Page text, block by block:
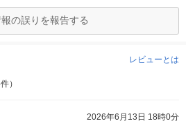
の誤りを報告する
レビューとは
）
2026年6月13日 18時0分